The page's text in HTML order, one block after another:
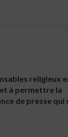
religieux
à permettre la
de presse qui